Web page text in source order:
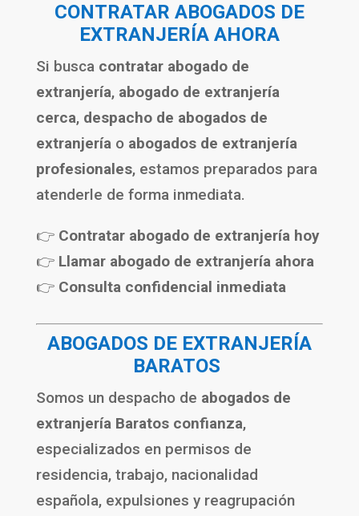
CONTRATAR ABOGADOS DE
EXTRANJERÍA AHORA
Si busca contratar abogado de
extranjería, abogado de extranjería
cerca, despacho de abogados de
extranjeríao abogados de extranjería
profesionales, estamos preparados para
atenderle de forma inmediata.
👉 Contratar abogado de extranjería hoy
👉 Llamar abogado de extranjería ahora
👉 Consulta confidencial inmediata
ABOGADOS DE EXTRANJERÍA
BARATOS
Somos un despacho de abogados de
extranjería Baratos confianza,
especializados en permisos de
residencia, trabajo, nacionalidad
española, expulsiones y reagrupación